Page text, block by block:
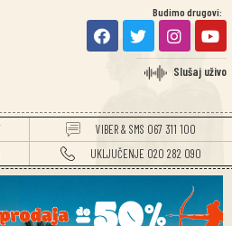
Budimo drugovi:
Slušaj uživo
VIBER & SMS 067 311 100
UKLJUČENJE 020 282 090